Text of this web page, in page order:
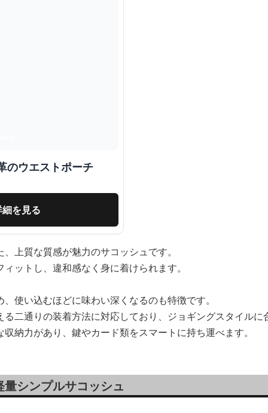
のウエストポーチ
を見る
上質な質感が魅力のサコッシュです。
ットし、違和感なく身に着けられます。
使い込むほどに味わい深くなるのも特徴です。
二通りの装着方法に対応しており、ジョギングスタイルに
納力があり、鍵やカード類をスマートに持ち運べます。
シンプルサコッシュ